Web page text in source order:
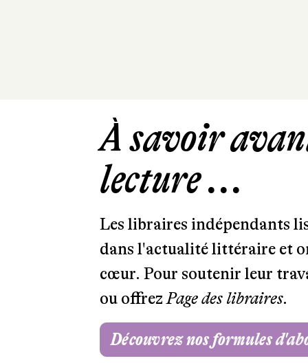
À savoir
lecture ...
Les libraires indépendants
dans l'actualité littéraire et
cœur. Pour soutenir leur
ou offrezPage des libraires.
Découvrez nos formules